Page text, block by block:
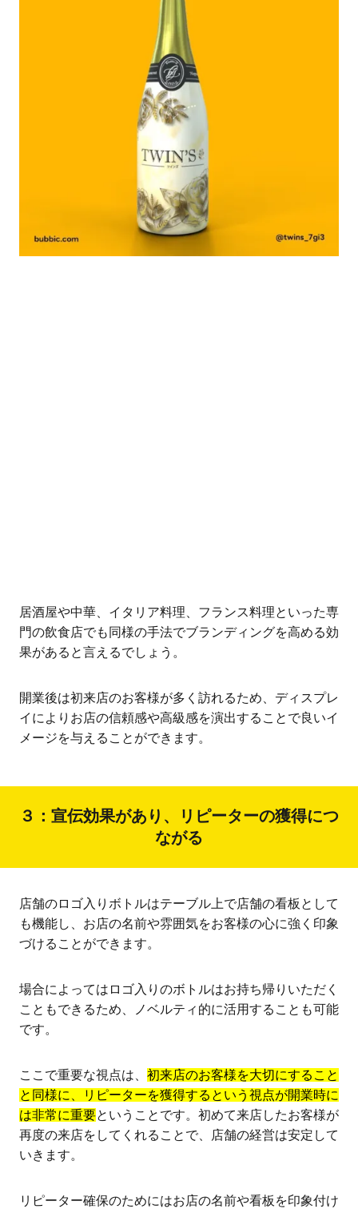
居酒屋や中華、イタリア料理、フランス料理といった専
門の飲食店でも同様の手法でブランディングを高める効
果があると言えるでしょう。
開業後は初来店のお客様が多く訪れるため、ディスプレ
イによりお店の信頼感や高級感を演出することで良いイ
メージを与えることができます。
３：宣伝効果があり、リピーターの獲得につ
ながる
店舗のロゴ入りボトルはテーブル上で店舗の看板として
も機能し、お店の名前や雰囲気をお客様の心に強く印象
づけることができます。
場合によってはロゴ入りのボトルはお持ち帰りいただく
こともできるため、ノベルティ的に活用することも可能
です。
ここで重要な視点は、 初来店のお客様を大切にすること
と同様に、リピーターを獲得するという視点が開業時に
は非常に重要ということです。初めて来店したお客様が
再度の来店をしてくれることで、店舗の経営は安定して
いきます。
リピーター確保のためにはお店の名前や看板を印象付け